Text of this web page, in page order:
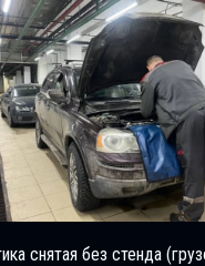
снятая без стенда